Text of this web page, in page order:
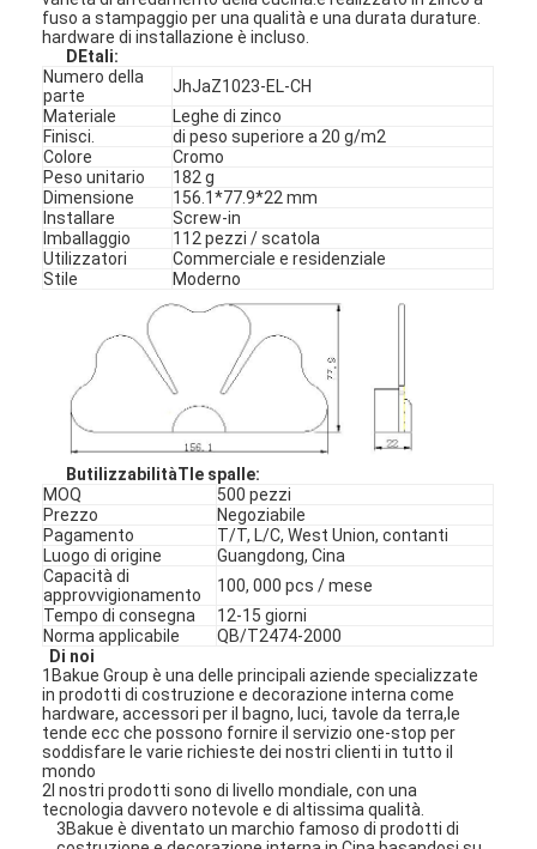
fuso a stampaggio per una qualità e una durata durature.
hardware di installazione è incluso.
D Etali:
Numero della
parte
JhJaZ1023-EL-CH
Materiale
Leghe di zinco
Finisci.
di peso superiore a 20 g/m2
Colore
Cromo
Peso unitario
182 g
Dimensione
156.1*77.9*22 mm
Installare
Screw-in
Imballaggio
112 pezzi / scatola
Utilizzatori
Commerciale e residenziale
Stile
Moderno
ButilizzabilitàT le spalle:
MOQ
500 pezzi
Prezzo
Negoziabile
Pagamento
T/T, L/C, West Union, contanti
Luogo di origine
Guangdong, Cina
Capacità di
approvvigionamento
100, 000 pcs / mese
Tempo di consegna
12-15 giorni
Norma applicabile
QB/T2474-2000
Di noi
1Bakue Group è una delle principali aziende specializzate
in prodotti di costruzione e decorazione interna come
hardware, accessori per il bagno, luci, tavole da terra,le
tende ecc che possono fornire il servizio one-stop per
soddisfare le varie richieste dei nostri clienti in tutto il
mondo
2I nostri prodotti sono di livello mondiale, con una
tecnologia davvero notevole e di altissima qualità.
3Bakue è diventato un marchio famoso di prodotti di